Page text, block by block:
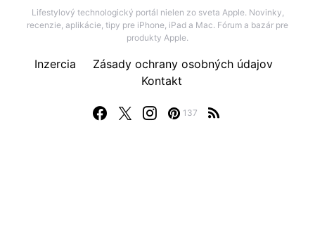
Lifestylový technologický portál nielen zo sveta Apple. Novinky,
recenzie, aplikácie, tipy pre iPhone, iPad a Mac. Fórum a bazár pre
produkty Apple.
137
Inzercia
Zásady ochrany osobných údajov
Kontakt